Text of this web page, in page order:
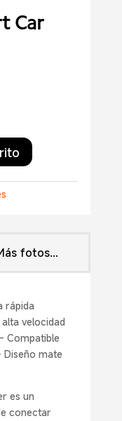
Car
fotos...
rápida
velocidad
Compatible
Diseño mate
es un
conectar